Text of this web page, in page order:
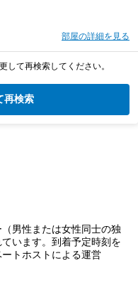
部屋の詳細を見る
して再検索してください。
再検索
男性または女性同士の独
います。到着予定時刻を
トホストによる運営